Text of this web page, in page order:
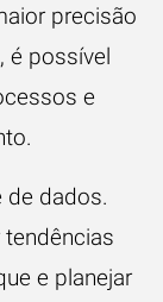
precisão
é possível
e
de dados.
e planejar